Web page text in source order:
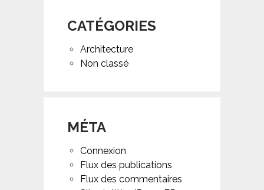
CATÉGORIES
Architecture
Non classé
MÉTA
Connexion
Flux des publications
Flux des commentaires